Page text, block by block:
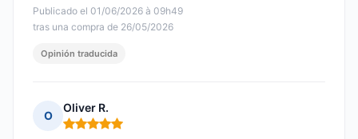
Publicado el 01/06/2026 à 09h49
tras una compra de 26/05/2026
Opinión traducida
O
Oliver R.
Nota: 5 de 5